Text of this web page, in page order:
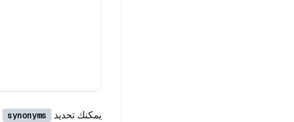
يمكنك تحديد synonyms